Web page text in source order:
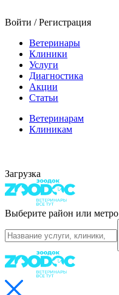
Войти / Регистрация
Ветеринары
Клиники
Услуги
Диагностика
Акции
Статьи
Ветеринарам
Клиникам
Загрузка
Выберите район или метро